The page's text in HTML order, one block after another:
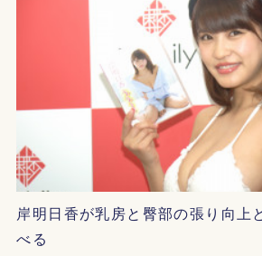
岸明日香が乳房と臀部の張り向上
べる